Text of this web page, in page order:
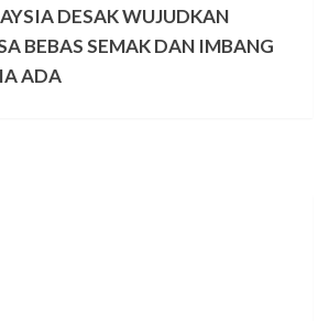
DESAK WUJUDKAN
BEBAS SEMAK DAN IMBANG
ADA